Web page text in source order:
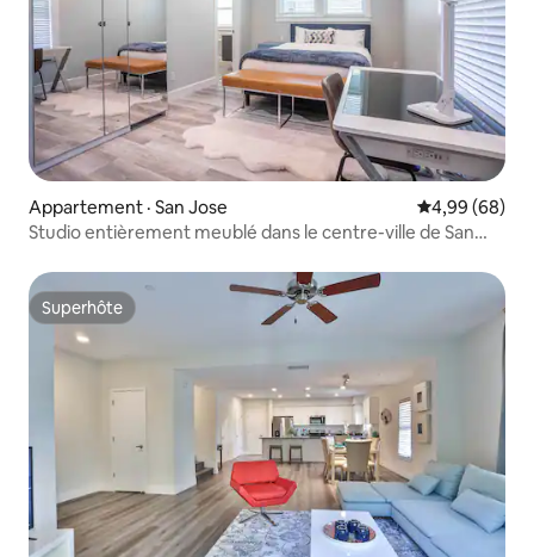
Appartement · San Jose Note
4,99 (68)
Studio entièrement meublé dans le centre-ville de San
Superhôte
Superhôte